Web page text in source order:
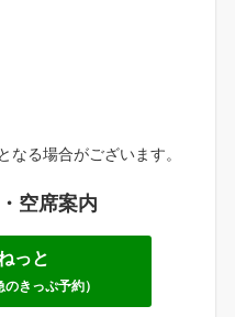
る場合がございます。
空席案内
っと
のきっぷ予約）